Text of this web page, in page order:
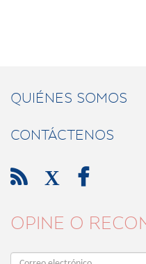
QUIÉNES SOMOS
CONTÁCTENOS
 X 
OPINE O